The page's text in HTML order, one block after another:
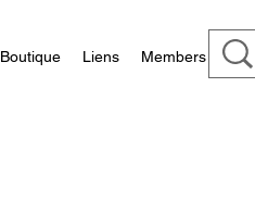
Boutique Liens Members